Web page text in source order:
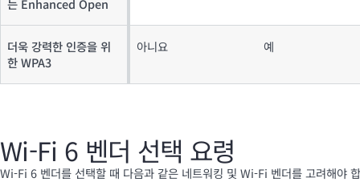
는 Enhanced Open
더욱 강력한 인증을 위
한 WPA3
아니요 예
Wi‑Fi 6 벤더 선택 요령
Wi-Fi 6 벤더를 선택할 때 다음과 같은 네트워킹 및 Wi-Fi 벤더를 고려해야